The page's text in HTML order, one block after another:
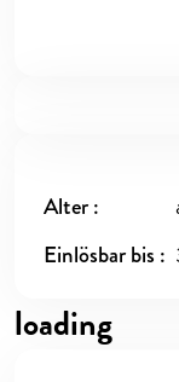
Alter
Einlösbar bis
loading